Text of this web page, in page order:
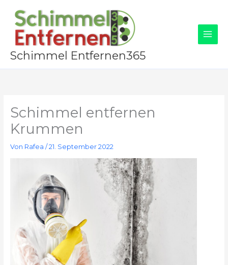
Inhalt
springen
Schimmel Entfernen365
Schimmel entfernen
Krummen
Von Rafea /21. September 2022